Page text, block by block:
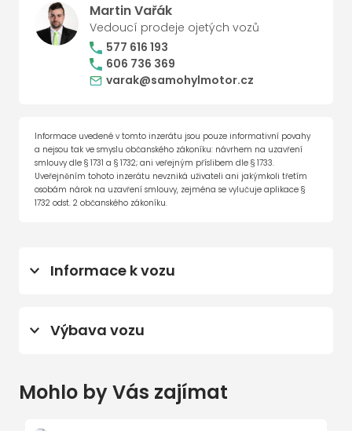
Informace k vozu
Výbava vozu
imobilizér
Mohlo by Vás zajímat
Martin Vařák
Vedoucí prodeje ojetých vozů
577 616 193
606 736 369
varak@samohylmotor.cz
Informace uvedené v tomto inzerátu jsou pouze informativní povahy
a nejsou tak ve smyslu občanského zákoníku: návrhem na uzavření
smlouvy dle § 1731 a § 1732; ani veřejným příslibem dle § 1733.
Uveřejněním tohoto inzerátu nevzniká uživateli ani jakýmkoli třetím
osobám nárok na uzavření smlouvy, zejména se vylučuje aplikace §
1732 odst. 2 občanského zákoníku.